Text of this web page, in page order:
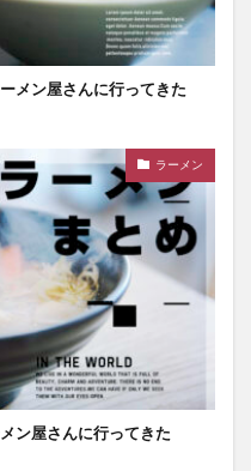
メン屋さんに行ってきた
ラーメン
ン屋さんに行ってきた